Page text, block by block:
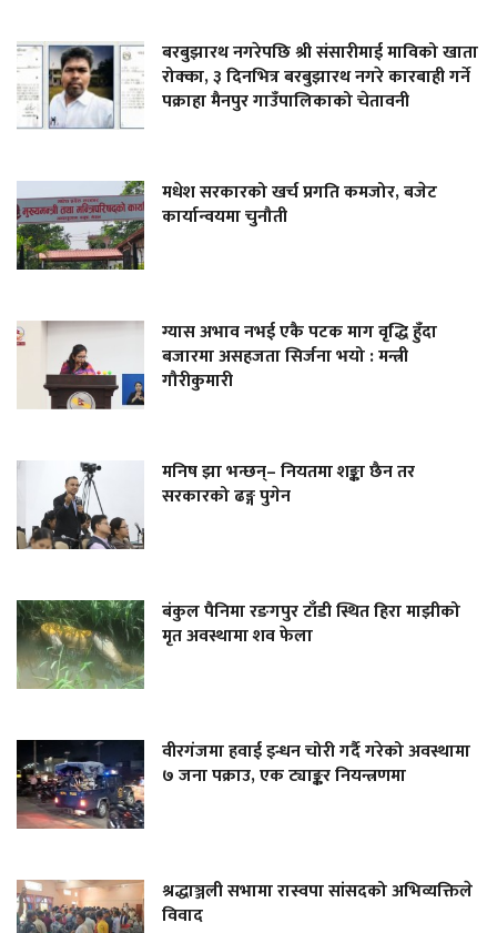
बरबुझारथ नगरेपछि श्री संसारीमाई माविको खाता
रोक्का, ३ दिनभित्र बरबुझारथ नगरे कारबाही गर्ने
पक्राहा मैनपुर गाउँपालिकाको चेतावनी
मधेश सरकारको खर्च प्रगति कमजोर, बजेट
कार्यान्वयमा चुनौती
ग्यास अभाव नभई एकै पटक माग वृद्धि हुँदा
बजारमा असहजता सिर्जना भयो : मन्त्री
गौरीकुमारी
मनिष झा भन्छन्– नियतमा शङ्का छैन तर
सरकारको ढङ्ग पुगेन
बंकुल पैनिमा रङगपुर टाँडी स्थित हिरा माझीको
मृत अवस्थामा शव फेला
वीरगंजमा हवाई इन्धन चोरी गर्दै गरेको अवस्थामा
७ जना पक्राउ, एक ट्याङ्कर नियन्त्रणमा
श्रद्धाञ्जली सभामा रास्वपा सांसदको अभिव्यक्तिले
विवाद